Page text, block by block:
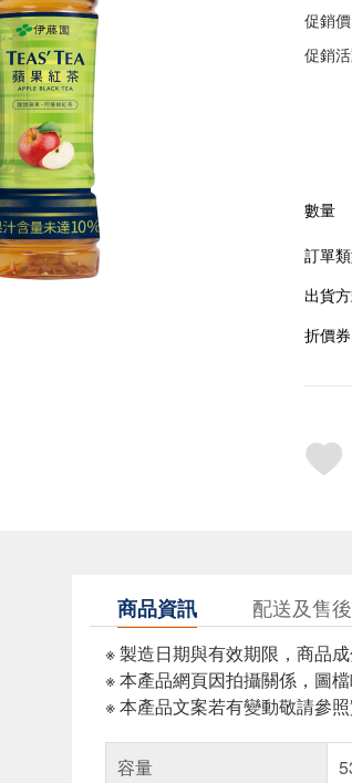
促銷價
促銷
數量
訂單
出貨
折價券
商品資訊 配送及售
※ 製造日期與有效期限，商品
※ 本產品網頁因拍攝關係，圖
※ 本產品文案若有變動敬請參
容量